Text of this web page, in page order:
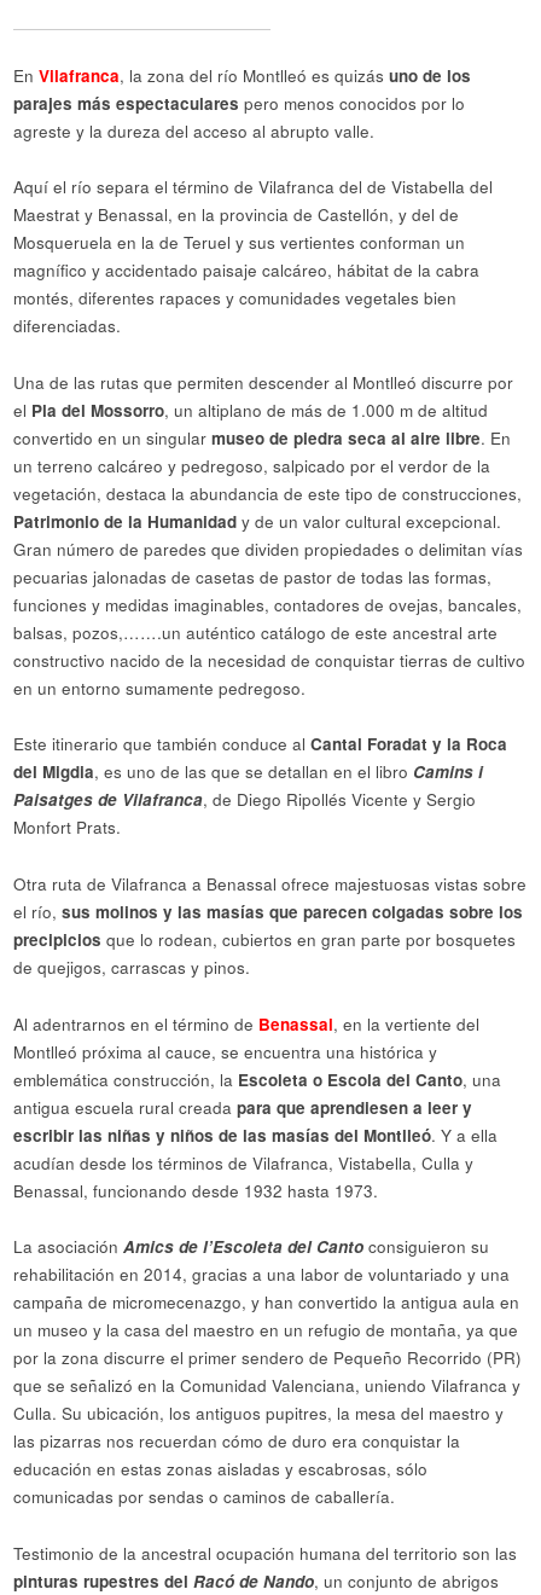
En Vilafranca, la zona del río Montlleó es quizásuno de los
parajes más espectaculares pero menos conocidos por lo
agreste y la dureza del acceso al abrupto valle.
Aquí el río separa el término de Vilafranca del de Vistabella del
Maestrat y Benassal, en la provincia de Castellón, y del de
Mosqueruela en la de Teruel y sus vertientes conforman un
magnífico y accidentado paisaje calcáreo, hábitat de la cabra
montés, diferentes rapaces y comunidades vegetales bien
diferenciadas.
Una de las rutas que permiten descender al Montlleó discurre por
el Pla del Mossorro, un altiplano de más de 1.000 m de altitud
convertido en un singularmuseo de piedra seca al aire libre. En
un terreno calcáreo y pedregoso, salpicado por el verdor de la
vegetación, destaca la abundancia de este tipo de construcciones,
Patrimonio de la Humanidad y de un valor cultural excepcional.
Gran número de paredes que dividen propiedades o delimitan vías
pecuarias jalonadas de casetas de pastor de todas las formas,
funciones y medidas imaginables, contadores de ovejas, bancales,
balsas, pozos,…….un auténtico catálogo de este ancestral arte
constructivo nacido de la necesidad de conquistar tierras de cultivo
en un entorno sumamente pedregoso.
Este itinerario que también conduce alCantal Foradat y la Roca
del Migdia, es uno de las que se detallan en el libro Camins i
Paisatges de Vilafranca, de Diego Ripollés Vicente y Sergio
Monfort Prats.
Otra ruta de Vilafranca a Benassal ofrece majestuosas vistas sobre
el río,sus molinos y las masías que parecen colgadas sobre los
precipicios que lo rodean, cubiertos en gran parte por bosquetes
de quejigos, carrascas y pinos.
Al adentrarnos en el término de Benassal, en la vertiente del
Montlleó próxima al cauce, se encuentra una histórica y
emblemática construcción, la Escoleta o Escola del Canto, una
antigua escuela rural creadapara que aprendiesen a leer y
escribir las niñas y niños de las masías del Montlleó. Y a ella
acudían desde los términos de Vilafranca, Vistabella, Culla y
Benassal, funcionando desde 1932 hasta 1973.
La asociaciónAmics de l’Escoleta del Canto consiguieron su
rehabilitación en 2014, gracias a una labor de voluntariado y una
campaña de micromecenazgo, y han convertido la antigua aula en
un museo y la casa del maestro en un refugio de montaña, ya que
por la zona discurre el primer sendero de Pequeño Recorrido (PR)
que se señalizó en la Comunidad Valenciana, uniendo Vilafranca y
Culla. Su ubicación, los antiguos pupitres, la mesa del maestro y
las pizarras nos recuerdan cómo de duro era conquistar la
educación en estas zonas aisladas y escabrosas, sólo
comunicadas por sendas o caminos de caballería.
Testimonio de la ancestral ocupación humana del territorio son las
pinturas rupestres delRacó de Nando, un conjunto de abrigos